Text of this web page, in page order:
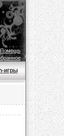
Помощь
игры